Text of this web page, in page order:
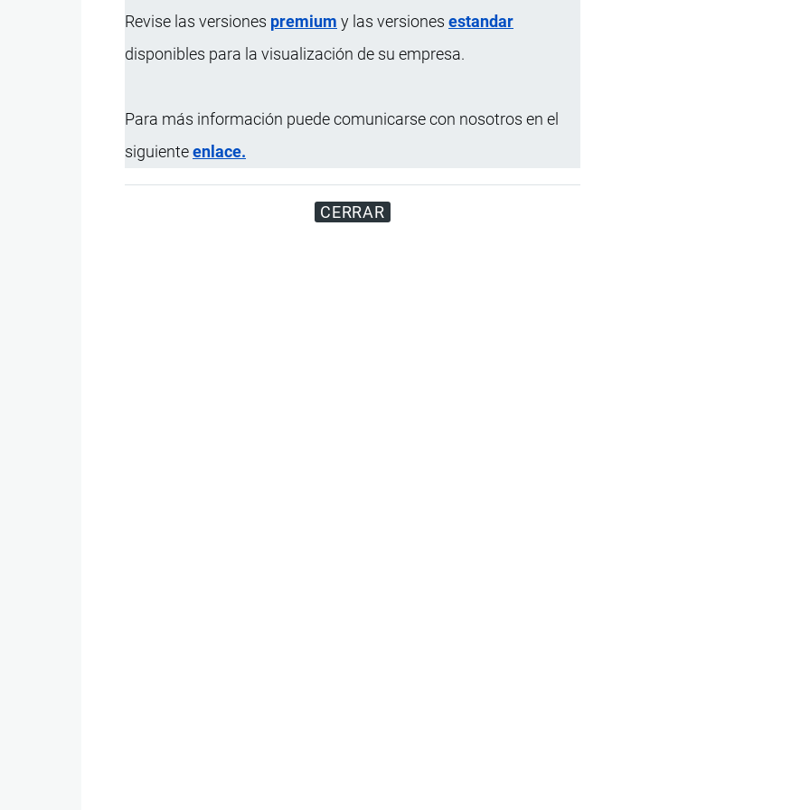
Revise las versiones premium y las versiones estandar
disponibles para la visualización de su empresa.
Para más información puede comunicarse con nosotros en el
siguienteenlace.
CERRAR